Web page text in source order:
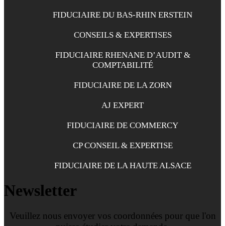
FIDUCIAIRE DU BAS-RHIN ERSTEIN
CONSEILS & EXPERTISES
FIDUCIAIRE RHENANE D’AUDIT &
COMPTABILITÉ
FIDUCIAIRE DE LA ZORN
AJ EXPERT
FIDUCIAIRE DE COMMERCY
CP CONSEIL & EXPERTISE
FIDUCIAIRE DE LA HAUTE ALSACE
Newsletter
Veuillez nous envoyer vos coordonnées pour que l'on